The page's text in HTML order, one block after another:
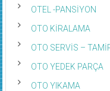
OTEL -PANSİYON
OTO KİRALAMA
OTO SERVİS –
OTO YEDEK PARÇA
OTO YIKAMA